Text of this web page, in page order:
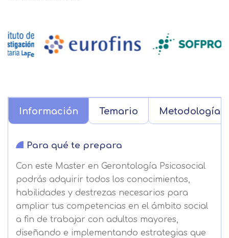
Información Temario Metodología
Para qué te prepara
Con este Master en Gerontología Psicosocial
podrás adquirir todos los conocimientos,
habilidades y destrezas necesarios para
ampliar tus competencias en el ámbito social
a fin de trabajar con adultos mayores,
diseñando e implementando estrategias que